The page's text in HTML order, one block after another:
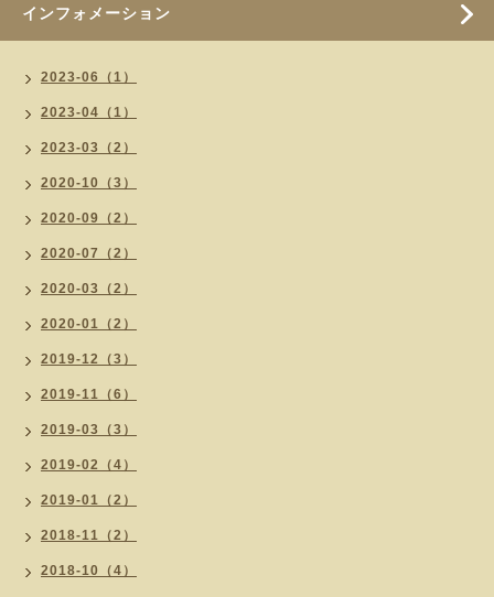
インフォメーション
2023-06（1）
2023-04（1）
2023-03（2）
2020-10（3）
2020-09（2）
2020-07（2）
2020-03（2）
2020-01（2）
2019-12（3）
2019-11（6）
2019-03（3）
2019-02（4）
2019-01（2）
2018-11（2）
2018-10（4）